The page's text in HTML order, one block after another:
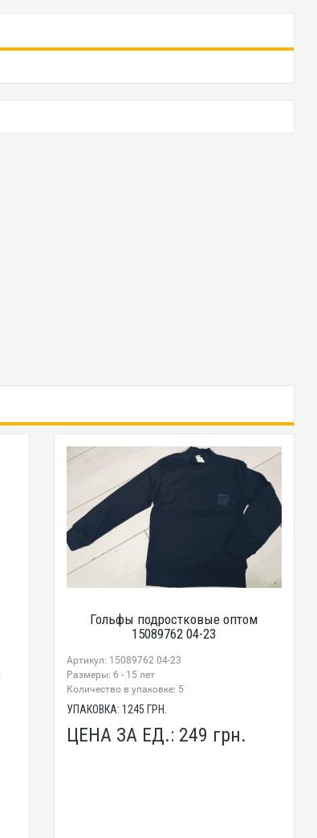
Гольфы подростковые оптом
15089762 04-23
Артикул: 15089762 04-23
Размеры: 6 - 15 лет
Количество в упаковке: 5
УПАКОВКА:1245 ГРН.
ЦЕНА ЗА ЕД.: 249 грн.